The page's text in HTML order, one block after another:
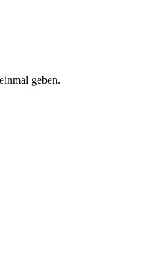
geben.